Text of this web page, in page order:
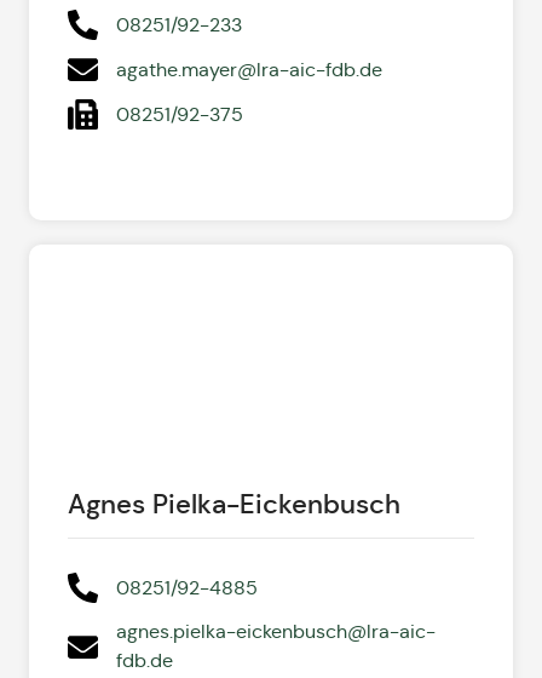
08251/92-233
agathe.mayer@lra-aic-fdb.de
08251/92-375
Agnes Pielka-Eickenbusch
08251/92-4885
agnes.pielka-eickenbusch@lra-aic-
fdb.de